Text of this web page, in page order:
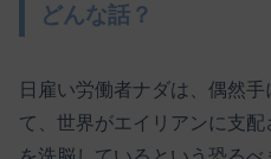
どんな話？
日雇い労働者ナダは、偶然
て、世界がエイリアンに支